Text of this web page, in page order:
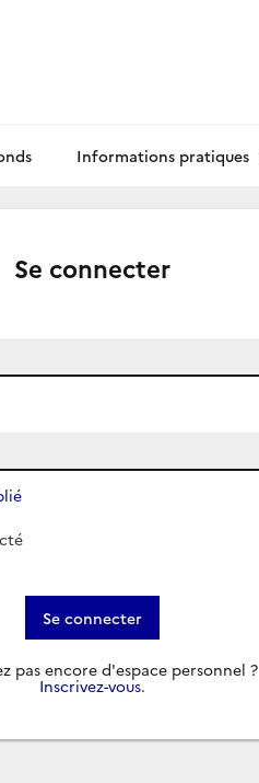
Informations pratiques
Se connecter
Se connecter
pas encore d'espace personnel ?
Inscrivez-vous.